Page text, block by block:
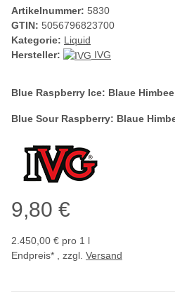
Artikelnummer: 5830
GTIN: 5056796823700
Kategorie: Liquid
Hersteller:
IVG
Blue Raspberry Ice: Blaue
Blue Sour Raspberry: Blaue
9,80 €
2.450,00 € pro 1 l
Endpreis* , zzgl. Versand